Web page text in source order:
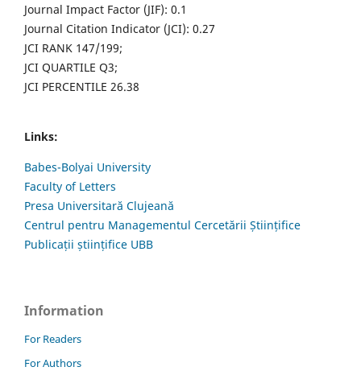
Journal Impact Factor (JIF): 0.1
Journal Citation Indicator (JCI): 0.27
JCI RANK 147/199;
JCI QUARTILE Q3;
JCI PERCENTILE 26.38
Links:
Babes-Bolyai University
Faculty of Letters
Presa Universitară Clujeană
Centrul pentru Managementul Cercetării Științifice
Publicații științifice UBB
Information
For Readers
For Authors